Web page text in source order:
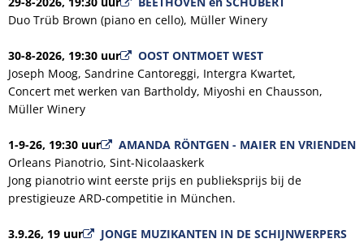
Duo Trüb Brown (piano en cello), Müller Winery
30-8-2026, 19:30 uur
OOST ONTMOET WEST
Joseph Moog, Sandrine Cantoreggi, Intergra Kwartet,
Concert met werken van Bartholdy, Miyoshi en Chausson,
Müller Winery
1-9-26, 19:30 uur
AMANDA RÖNTGEN - MAIER EN VRIENDEN
Orleans Pianotrio, Sint-Nicolaaskerk
Jong pianotrio wint eerste prijs en publieksprijs bij de
prestigieuze ARD-competitie in München.
3.9.26, 19 uur
JONGE MUZIKANTEN IN DE SCHIJNWERPERS